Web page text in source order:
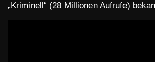
„Kriminell“ (28 Millionen Aufrufe)